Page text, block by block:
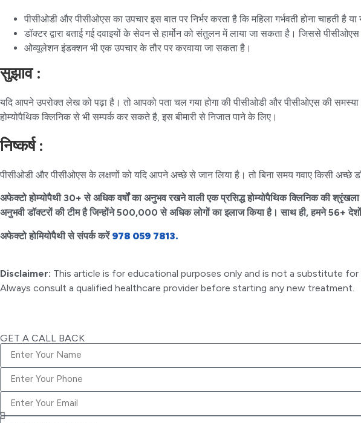
पीसीओडी और पीसीओएस का उपचार इस बात पर निर्भर करता है कि महिला गर्भवती होना चाहती है या
डॉक्टर द्वारा बताई गई दवाइयों के सेवन से हार्मोन को संतुलन में लाया जा सकता है। जिससे
ओव्यूलेशन इंडक्शन भी एक उपचार के तौर पर करवाया जा सकता है।
सुझाव :
यदि आपने उपरोक्त लेख को पढ़ा है। तो आपको पता चल गया होगा की पीसीओडी और पीसीओएस की
होम्योपैथिक क्लिनिक से भी सम्पर्क कर सकते है, इस बीमारी से निजात पाने के लिए।
निष्कर्ष :
पीसीओडी और पीसीओएस के लक्षणों को यदि आपने अच्छे से जान लिया है। तो बिना समय गवाए किसी अच्छे
अफेक्टो होम्योपैथी 30+ से अधिक वर्षों का अनुभव रखने वाली एक प्रसिद्ध होम्योपैथिक क्लिनिक की
अनुभवी डॉक्टरों की टीम है जिन्होंने 500,000 से अधिक लोगों का इलाज किया है। साथ ही, हमने 56+
अफेक्टो होमियोपैथी से संपर्क करें 978 059 7813.
Disclaimer: This article is for educational purposes only and is not a substitute
Always consult a qualified healthcare provider before starting any new treatment.
GET A CALL BACK